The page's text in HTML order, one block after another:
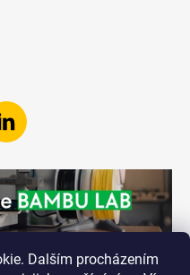
Dalším procházením